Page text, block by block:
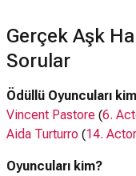
Gerçek Aşk
Sorular
Ödüllü Oyuncuları
Vincent Pastore (6.
Aida Turturro (14.
Oyuncuları kim?